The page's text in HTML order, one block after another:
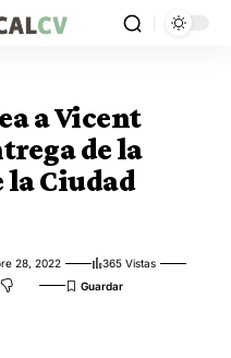
a Vicent
de la
la Ciudad
28, 2022
365 Vistas